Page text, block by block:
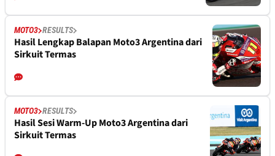
MOTO3 RESULTS
Hasil Lengkap Balapan Moto3 Argentina dari
Sirkuit Termas
MOTO3 RESULTS
Hasil Sesi Warm-Up Moto3 Argentina dari
Sirkuit Termas